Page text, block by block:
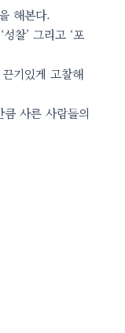
해본다.
찰’ 그리고 ‘포
기있게 고찰해
사른 사람들의